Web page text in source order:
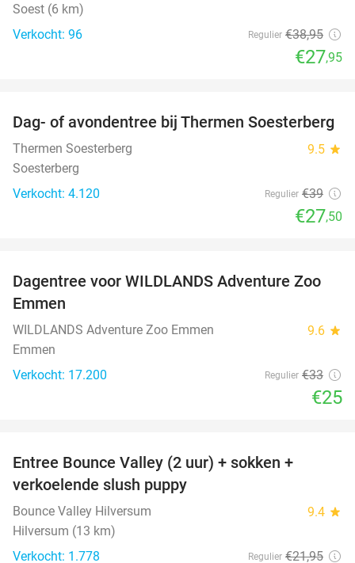
Soest (6 km)
Verkocht: 96
Regulier €38,95
€27,95
29%
Dag- of avondentree bij Thermen Soesterberg
Thermen Soesterberg 9.5 star
Soesterberg
Verkocht: 4.120
Regulier €39
€27,50
24%
Dagentree voor WILDLANDS Adventure Zoo
Emmen
WILDLANDS Adventure Zoo Emmen 9.6 star
Emmen
Verkocht: 17.200
Regulier €33
€25
Entree Bounce Valley (2 uur) + sokken +
verkoelende slush puppy
Bounce Valley Hilversum 9.4 star
Hilversum (13 km)
Verkocht: 1.778
Regulier €21,95